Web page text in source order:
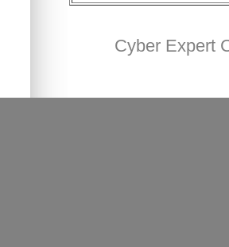
Cyber Expert